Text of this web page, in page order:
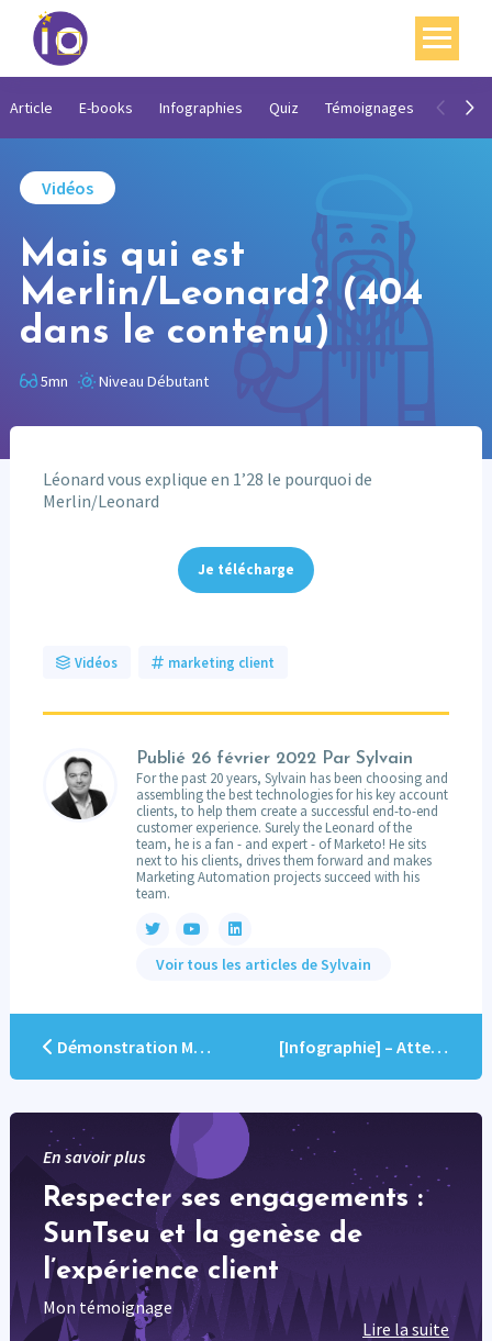
Vos enjeux
Académie
Ressources
Agenda
Contact
Article E-books Infographies Quiz Témoignages Vidéos
Vidéos
Mais qui est
Merlin/Leonard? (404
dans le contenu)
5mn Niveau Débutant
Léonard vous explique en 1’28 le pourquoi de
Merlin/Leonard
Je télécharge
Vidéos marketing client
Publié 26 février 2022Par Sylvain
For the past 20 years, Sylvain has been choosing and
assembling the best technologies for his key account
clients, to help them create a successful end-to-end
customer experience. Surely the Leonard of the
team, he is a fan - and expert - of Marketo! He sits
next to his clients, drives them forward and makes
Marketing Automation projects succeed with his
team.
Voir tous les articles de Sylvain
Démonstration Marketing automation – Marketo [Infographie] – Atteindre la maturité digitale en Marketing B2B en 6 étapes
En savoir plus
Respecter ses engagements :
SunTseu et la genèse de
l’expérience client
Mon témoignage
Lire la suite